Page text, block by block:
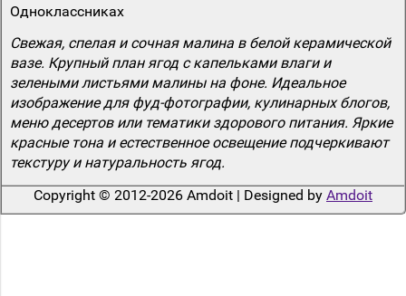
Одноклассниках
Свежая, спелая и сочная малина в белой керамической
вазе. Крупный план ягод с капельками влаги и
зелеными листьями малины на фоне. Идеальное
изображение для фуд-фотографии, кулинарных блогов,
меню десертов или тематики здорового питания. Яркие
красные тона и естественное освещение подчеркивают
текстуру и натуральность ягод.
Copyright © 2012-2026 Amdoit | Designed by Amdoit